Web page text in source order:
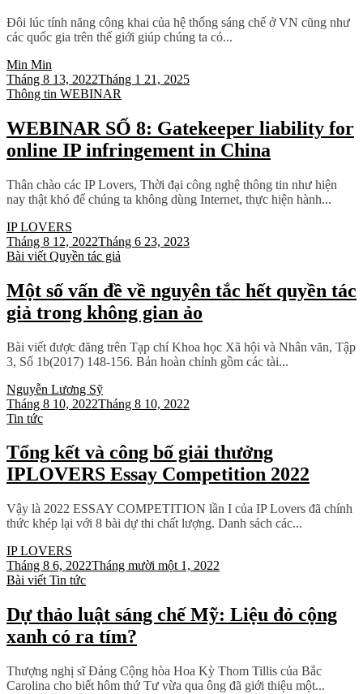
Đôi lúc tính năng công khai của hệ thống sáng chế ở VN cũng như
các quốc gia trên thế giới giúp chúng ta có...
Min Min
Tháng 8 13, 2022Tháng 1 21, 2025
Thông tin WEBINAR
WEBINAR SỐ 8: Gatekeeper liability for
online IP infringement in China
Thân chào các IP Lovers, Thời đại công nghệ thông tin như hiện
nay thật khó để chúng ta không dùng Internet, thực hiện hành...
IP LOVERS
Tháng 8 12, 2022Tháng 6 23, 2023
Bài viết Quyền tác giả
Một số vấn đề về nguyên tắc hết quyền tác
giả trong không gian ảo
Bài viết được đăng trên Tạp chí Khoa học Xã hội và Nhân văn, Tập
3, Số 1b(2017) 148-156. Bản hoàn chỉnh gồm các tài...
Nguyễn Lương Sỹ
Tháng 8 10, 2022Tháng 8 10, 2022
Tin tức
Tổng kết và công bố giải thưởng
IPLOVERS Essay Competition 2022
Vậy là 2022 ESSAY COMPETITION lần I của IP Lovers đã chính
thức khép lại với 8 bài dự thi chất lượng. Danh sách các...
IP LOVERS
Tháng 8 6, 2022Tháng mười một 1, 2022
Bài viết Tin tức
Dự thảo luật sáng chế Mỹ: Liệu đỏ cộng
xanh có ra tím?
Thượng nghị sĩ Đảng Cộng hòa Hoa Kỳ Thom Tillis của Bắc
Carolina cho biết hôm thứ Tư vừa qua ông đã giới thiệu một...